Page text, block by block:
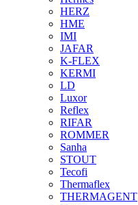
HERZ
HME
IMI
JAFAR
K-FLEX
KERMI
LD
Luxor
Reflex
RIFAR
ROMMER
Sanha
STOUT
Tecofi
Thermaflex
THERMAGENT